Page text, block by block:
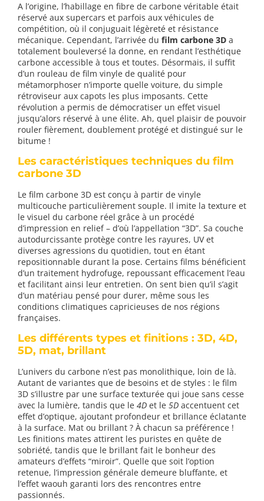
A l’origine, l’habillage en fibre de carbone véritable était
réservé aux supercars et parfois aux véhicules de
compétition, où il conjuguait légèreté et résistance
mécanique. Cependant, l’arrivée du film carbone 3D a
totalement bouleversé la donne, en rendant l’esthétique
carbone accessible à tous et toutes. Désormais, il suffit
d’un rouleau de film vinyle de qualité pour
métamorphoser n’importe quelle voiture, du simple
rétroviseur aux capots les plus imposants. Cette
révolution a permis de démocratiser un effet visuel
jusqu’alors réservé à une élite. Ah, quel plaisir de pouvoir
rouler fièrement, doublement protégé et distingué sur le
bitume !
Les caractéristiques techniques du film
carbone 3D
Le film carbone 3D est conçu à partir de vinyle
multicouche particulièrement souple. Il imite la texture et
le visuel du carbone réel grâce à un procédé
d’impression en relief – d’où l’appellation “3D”. Sa couche
autodurcissante protège contre les rayures, UV et
diverses agressions du quotidien, tout en étant
repositionnable durant la pose. Certains films bénéficient
d’un traitement hydrofuge, repoussant efficacement l’eau
et facilitant ainsi leur entretien. On sent bien qu’il s’agit
d’un matériau pensé pour durer, même sous les
conditions climatiques capricieuses de nos régions
françaises.
Les différents types et finitions : 3D, 4D,
5D, mat, brillant
L’univers du carbone n’est pas monolithique, loin de là.
Autant de variantes que de besoins et de styles : le film
3D s’illustre par une surface texturée qui joue sans cesse
avec la lumière, tandis que le 4D et le 5D accentuent cet
effet d’optique, ajoutant profondeur et brillance éclatante
à la surface. Mat ou brillant ? À chacun sa préférence !
Les finitions mates attirent les puristes en quête de
sobriété, tandis que le brillant fait le bonheur des
amateurs d’effets “miroir”. Quelle que soit l’option
retenue, l’impression générale demeure bluffante, et
l’effet waouh garanti lors des rencontres entre
passionnés.